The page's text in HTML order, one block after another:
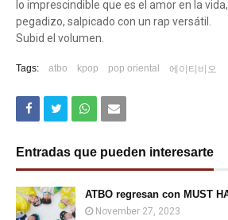
lo imprescindible que es el amor en la
pegadizo, salpicado con un rap versátil.
Subid el volumen.
Tags: atbo kpop pop oriental 에이티비오
Entradas que pueden interesarte
ATBO regresan con MUST
November 27, 2023